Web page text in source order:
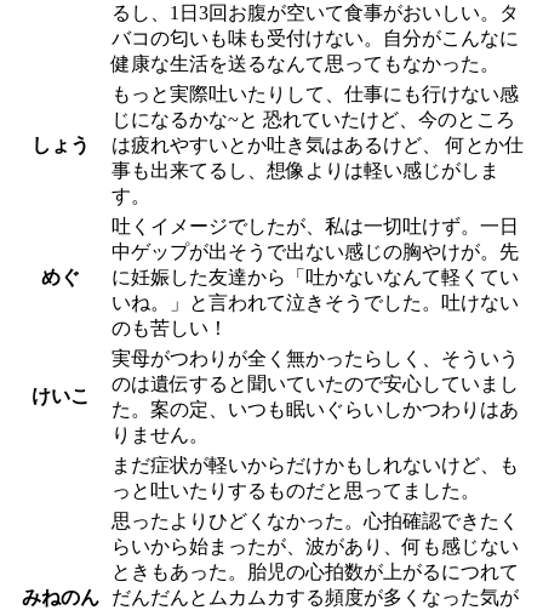
るし、1日3回お腹が空いて食事がおいしい。タ
バコの匂いも味も受付けない。自分がこんなに
健康な生活を送るなんて思ってもなかった。
しょう
もっと実際吐いたりして、仕事にも行けない感
じになるかな~と 恐れていたけど、今のところ
は疲れやすいとか吐き気はあるけど、 何とか仕
事も出来てるし、想像よりは軽い感じがしま
す。
めぐ
吐くイメージでしたが、私は一切吐けず。一日
中ゲップが出そうで出ない感じの胸やけが。先
に妊娠した友達から「吐かないなんて軽くてい
いね。」と言われて泣きそうでした。吐けない
のも苦しい！
けいこ
実母がつわりが全く無かったらしく、そういう
のは遺伝すると聞いていたので安心していまし
た。案の定、いつも眠いぐらいしかつわりはあ
りません。
まだ症状が軽いからだけかもしれないけど、も
っと吐いたりするものだと思ってました。
みねのん
思ったよりひどくなかった。心拍確認できたく
らいから始まったが、波があり、何も感じない
ときもあった。胎児の心拍数が上がるにつれて
だんだんとムカムカする頻度が多くなった気が